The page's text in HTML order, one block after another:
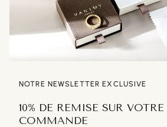
NOTRE NEWSLETTER EXCLUSIVE
10% DE REMISE SUR
COMMANDE